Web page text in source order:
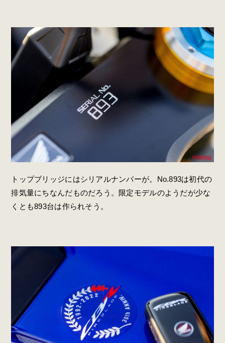
トップブリッジにはシリアルナンバーが。No.893は初代の
排気量にちなんだものだろう。限定モデルのようだが少な
くとも893台は作られそう。